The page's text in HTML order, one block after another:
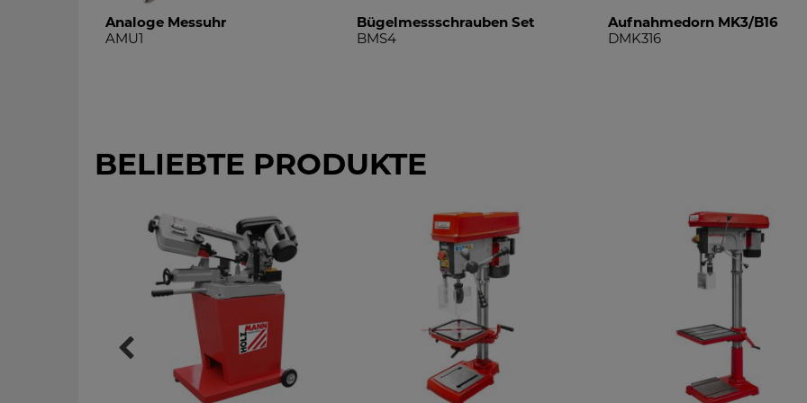
Analoge Messuhr
AMU1
Bügelmessschrauben Set
BMS4
Aufnahmedorn MK3/B16
DMK316
BELIEBTE PRODUKTE